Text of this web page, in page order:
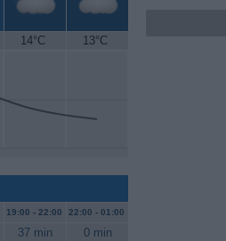
14°C 13°C
19:00 - 22:00 22:00 - 01:00
37 min 0 min